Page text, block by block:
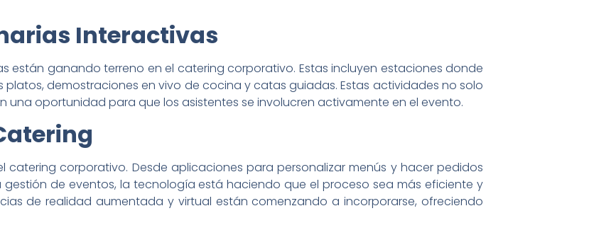
Interactivas
están ganando terreno en el catering corporativo. Estas incluyen estaciones donde
platos, demostraciones en vivo de cocina y catas guiadas. Estas actividades no solo
una oportunidad para que los asistentes se involucren activamente en el evento.
corporativo. Desde aplicaciones para personalizar menús y hacer pedidos
de eventos, la tecnología está haciendo que el proceso sea más eficiente y
de realidad aumentada y virtual están comenzando a incorporarse, ofreciendo